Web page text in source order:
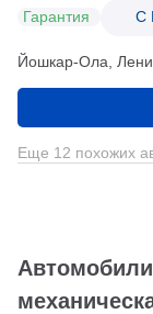
Гарантия С
Йошкар-Ола,
Еще 12 похожих
Автомобили